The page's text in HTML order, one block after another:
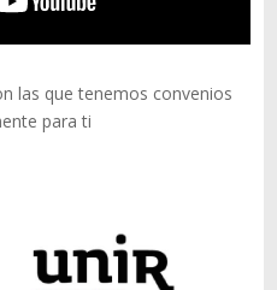
las que tenemos convenios
para ti